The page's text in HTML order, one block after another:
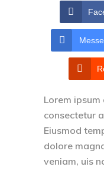
Lorem
consectetur
Eiusmod
dolore
veniam, uis